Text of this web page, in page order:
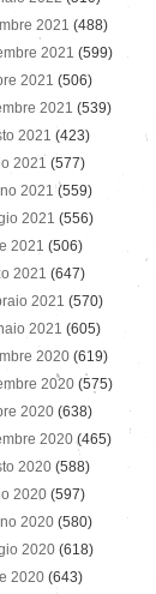
2021 (488)
2021 (599)
2021 (506)
2021 (539)
2021 (423)
2021 (577)
2021(559)
2021 (556)
2021 (506)
2021 (647)
2021 (570)
2021 (605)
2020 (619)
2020 (575)
2020 (638)
2020(465)
2020 (588)
2020 (597)
2020 (580)
2020 (618)
2020 (643)